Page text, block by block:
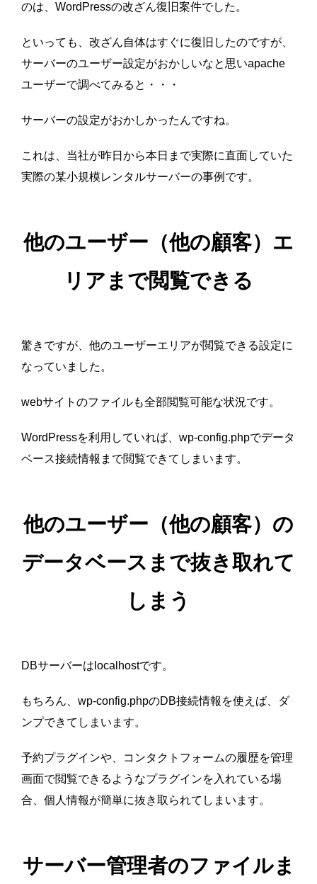
のは、WordPressの改ざん復旧案件でした。
といっても、改ざん自体はすぐに復旧したのですが、
サーバーのユーザー設定がおかしいなと思いapache
ユーザーで調べてみると・・・
サーバーの設定がおかしかったんですね。
これは、当社が昨日から本日まで実際に直面していた
実際の某小規模レンタルサーバーの事例です。
他のユーザー（他の顧客）エ
リアまで閲覧できる
驚きですが、他のユーザーエリアが閲覧できる設定に
なっていました。
webサイトのファイルも全部閲覧可能な状況です。
WordPressを利用していれば、wp-config.phpでデータ
ベース接続情報まで閲覧できてしまいます。
他のユーザー（他の顧客）の
データベースまで抜き取れて
しまう
DBサーバーはlocalhostです。
もちろん、wp-config.phpのDB接続情報を使えば、ダ
ンプできてしまいます。
予約プラグインや、コンタクトフォームの履歴を管理
画面で閲覧できるようなプラグインを入れている場
合、個人情報が簡単に抜き取られてしまいます。
サーバー管理者のファイルま